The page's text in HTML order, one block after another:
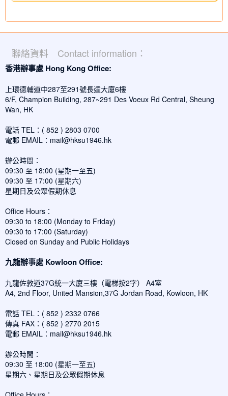
聯絡資料 Contact information：
香港辦事處 Hong Kong Office:
上環德輔道中287至291號長達大廈6樓
6/F, Champion Building, 287~291 Des Voeux Rd Central, Sheung
Wan, HK
電話 TEL：( 852 ) 2803 0700
電郵 EMAIL： mail@hksu1946.hk
辦公時間：
09:30 至 18:00 (星期一至五)
09:30 至 17:00 (星期六)
星期日及公眾假期休息
Office Hours：
09:30 to 18:00 (Monday to Friday)
09:30 to 17:00 (Saturday)
Closed on Sunday and Public Holidays
九龍辦事處 Kowloon Office:
九龍佐敦道37G統一大廈三樓（電梯按2字） A4室
A4, 2nd Floor, United Mansion,37G Jordan Road, Kowloon, HK
電話 TEL：( 852 ) 2332 0766
傳真 FAX：( 852 ) 2770 2015
電郵 EMAIL： mail@hksu1946.hk
辦公時間：
09:30 至 18:00 (星期一至五)
星期六、星期日及公眾假期休息